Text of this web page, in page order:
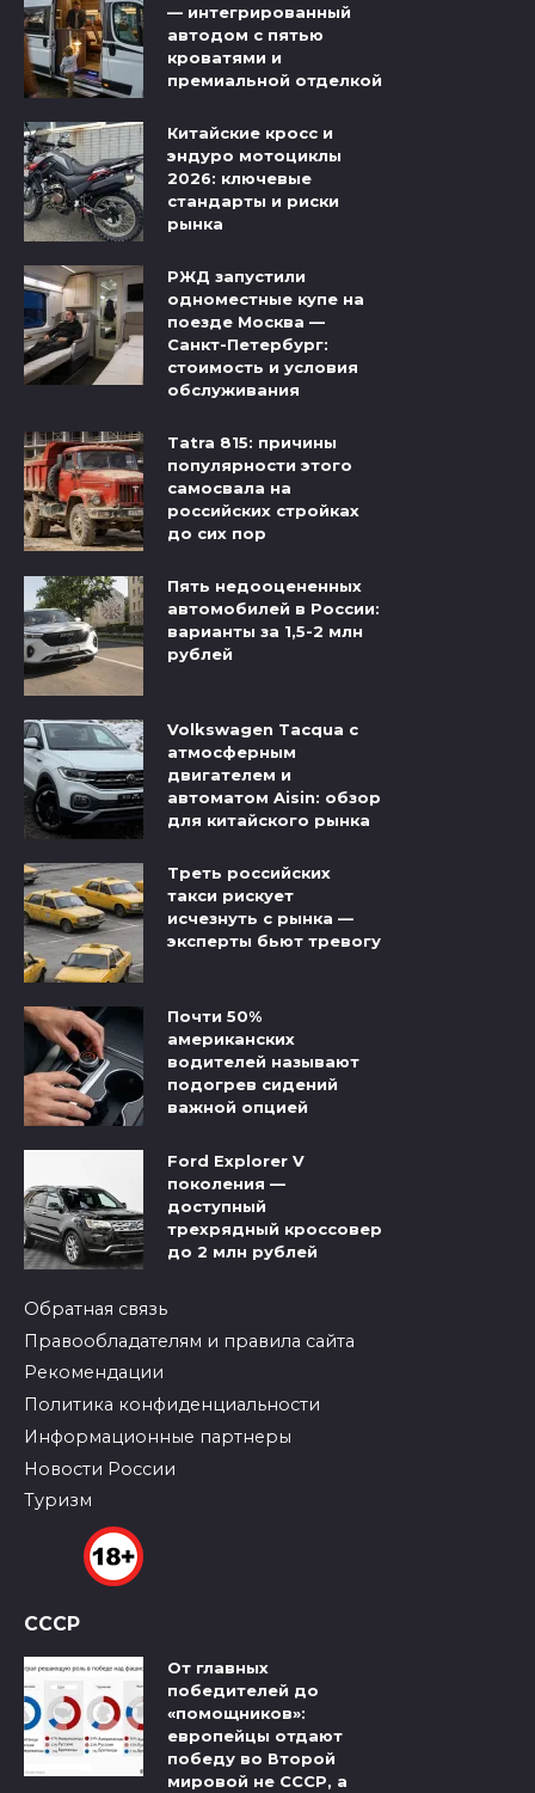
— интегрированный
автодом с пятью
кроватями и
премиальной отделкой
Китайские кросс и
эндуро мотоциклы
2026: ключевые
стандарты и риски
рынка
РЖД запустили
одноместные купе на
поезде Москва —
Санкт-Петербург:
стоимость и условия
обслуживания
Tatra 815: причины
популярности этого
самосвала на
российских стройках
до сих пор
Пять недооцененных
автомобилей в России:
варианты за 1,5-2 млн
рублей
Volkswagen Tacqua с
атмосферным
двигателем и
автоматом Aisin: обзор
для китайского рынка
Треть российских
такси рискует
исчезнуть с рынка —
эксперты бьют тревогу
Почти 50%
американских
водителей называют
подогрев сидений
важной опцией
Ford Explorer V
поколения —
доступный
трехрядный кроссовер
до 2 млн рублей
Обратная связь
Правообладателям и правила сайта
Рекомендации
Политика конфиденциальности
Информационные партнеры
Новости России
Туризм
СССР
От главных
победителей до
«помощников»:
европейцы отдают
победу во Второй
мировой не СССР, а